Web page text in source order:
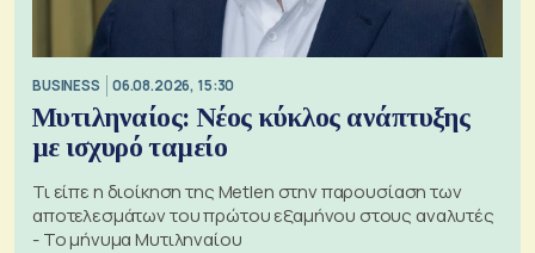
BUSINESS 06.08.2026, 15:30
Μυτιληναίος: Νέος κύκλος ανάπτυξης
με ισχυρό ταμείο
Τι είπε η διοίκηση της Metlen στην παρουσίαση των
αποτελεσμάτων του πρώτου εξαμήνου στους αναλυτές
- Το μήνυμα Μυτιληναίου